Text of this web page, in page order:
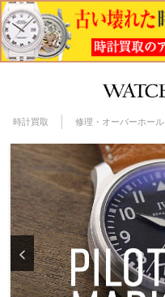
時計買取 修理・オーバーホール
<